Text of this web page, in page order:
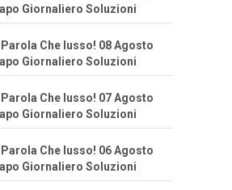
Giornaliero Soluzioni
Che lusso! 08 Agosto
Giornaliero Soluzioni
Che lusso! 07 Agosto
Giornaliero Soluzioni
Che lusso! 06 Agosto
Giornaliero Soluzioni